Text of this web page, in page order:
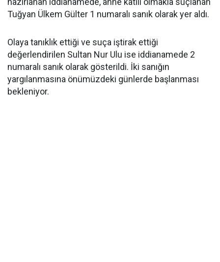
Tuğyan Ülkem Gülter 1 numaralı sanık olarak yer aldı.
Olaya tanıklık ettiği ve suça iştirak ettiği
değerlendirilen Sultan Nur Ulu ise iddianamede 2
numaralı sanık olarak gösterildi. İki sanığın
yargılanmasına önümüzdeki günlerde başlanması
bekleniyor.